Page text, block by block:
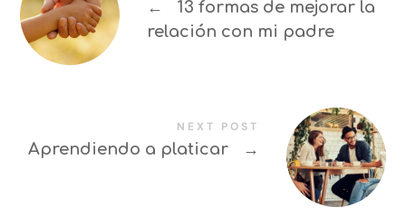
←
13 formas de mejorar la
relación con mi padre
NEXT POST
Aprendiendo a platicar →